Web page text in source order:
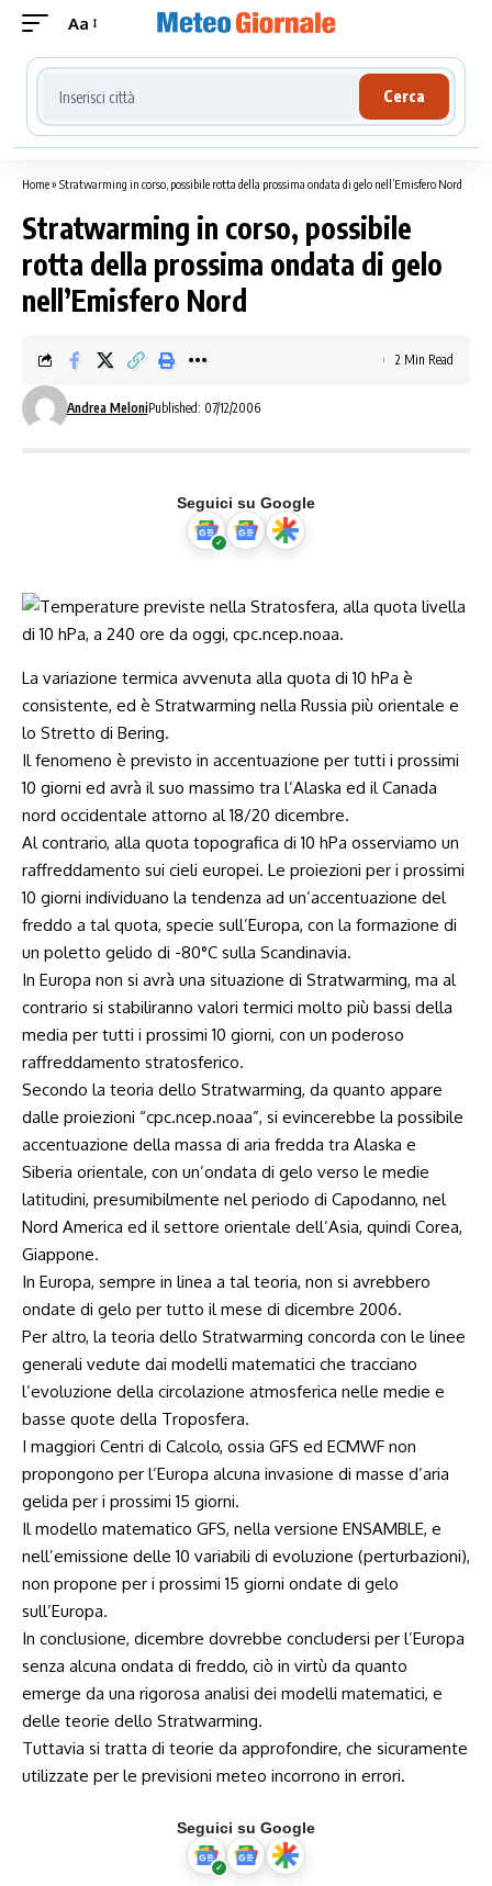
Aa
Cerca località meteo
Cerca
Home» Stratwarming in corso, possibile rotta della prossima ondata di gelo nell’Emisfero Nord
Stratwarming in corso, possibile
rotta della prossima ondata di gelo
nell’Emisfero Nord
Andrea MeloniPublished: 07/12/2006
2 Min Read
Seguici su Google
La variazione termica avvenuta alla quota di 10 hPa è
consistente, ed è Stratwarming nella Russia più orientale e
lo Stretto di Bering.
Il fenomeno è previsto in accentuazione per tutti i prossimi
10 giorni ed avrà il suo massimo tra l’Alaska ed il Canada
nord occidentale attorno al 18/20 dicembre.
Al contrario, alla quota topografica di 10 hPa osserviamo un
raffreddamento sui cieli europei. Le proiezioni per i prossimi
10 giorni individuano la tendenza ad un’accentuazione del
freddo a tal quota, specie sull’Europa, con la formazione di
un poletto gelido di -80°C sulla Scandinavia.
In Europa non si avrà una situazione di Stratwarming, ma al
contrario si stabiliranno valori termici molto più bassi della
media per tutti i prossimi 10 giorni, con un poderoso
raffreddamento stratosferico.
Secondo la teoria dello Stratwarming, da quanto appare
dalle proiezioni “cpc.ncep.noaa”, si evincerebbe la possibile
accentuazione della massa di aria fredda tra Alaska e
Siberia orientale, con un’ondata di gelo verso le medie
latitudini, presumibilmente nel periodo di Capodanno, nel
Nord America ed il settore orientale dell’Asia, quindi Corea,
Giappone.
In Europa, sempre in linea a tal teoria, non si avrebbero
ondate di gelo per tutto il mese di dicembre 2006.
Per altro, la teoria dello Stratwarming concorda con le linee
generali vedute dai modelli matematici che tracciano
l’evoluzione della circolazione atmosferica nelle medie e
basse quote della Troposfera.
I maggiori Centri di Calcolo, ossia GFS ed ECMWF non
propongono per l’Europa alcuna invasione di masse d’aria
gelida per i prossimi 15 giorni.
Il modello matematico GFS, nella versione ENSAMBLE, e
nell’emissione delle 10 variabili di evoluzione (perturbazioni),
non propone per i prossimi 15 giorni ondate di gelo
sull’Europa.
In conclusione, dicembre dovrebbe concludersi per l’Europa
senza alcuna ondata di freddo, ciò in virtù da quanto
emerge da una rigorosa analisi dei modelli matematici, e
delle teorie dello Stratwarming.
Tuttavia si tratta di teorie da approfondire, che sicuramente
utilizzate per le previsioni meteo incorrono in errori.
Seguici su Google